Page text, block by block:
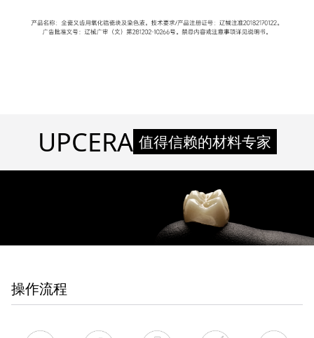
UPCERA 值得信赖的材料专家
操作流程